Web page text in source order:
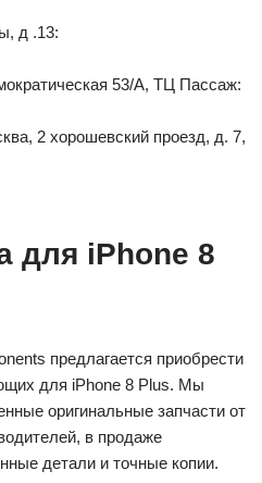
д .13:
53/А, ТЦ Пассаж:
2 хорошевский проезд, д. 7,
для iPhone 8
предлагается приобрести
для iPhone 8 Plus. Мы
оригинальные запчасти от
в продаже
детали и точные копии.